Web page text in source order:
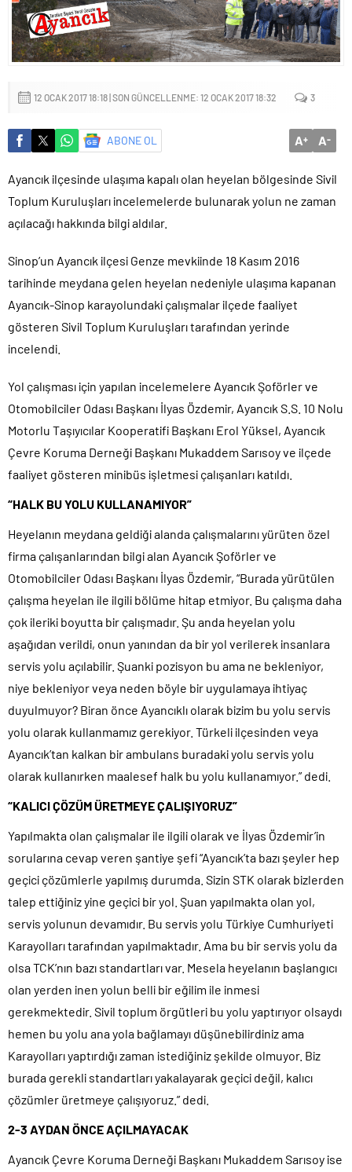
12 OCAK 2017 18:18 | SON GÜNCELLENME: 12 OCAK 2017 18:32 3
ABONE OL A+ A-
Ayancık ilçesinde ulaşıma kapalı olan heyelan bölgesinde Sivil
Toplum Kuruluşları incelemelerde bulunarak yolun ne zaman
açılacağı hakkında bilgi aldılar.
Sinop’un Ayancık ilçesi Genze mevkiinde 18 Kasım 2016
tarihinde meydana gelen heyelan nedeniyle ulaşıma kapanan
Ayancık-Sinop karayolundaki çalışmalar ilçede faaliyet
gösteren Sivil Toplum Kuruluşları tarafından yerinde
incelendi.
Yol çalışması için yapılan incelemelere Ayancık Şoförler ve
Otomobilciler Odası Başkanı İlyas Özdemir, Ayancık S.S. 10 Nolu
Motorlu Taşıyıcılar Kooperatifi Başkanı Erol Yüksel, Ayancık
Çevre Koruma Derneği Başkanı Mukaddem Sarısoy ve ilçede
faaliyet gösteren minibüs işletmesi çalışanları katıldı.
“HALK BU YOLU KULLANAMIYOR”
Heyelanın meydana geldiği alanda çalışmalarını yürüten özel
firma çalışanlarından bilgi alan Ayancık Şoförler ve
Otomobilciler Odası Başkanı İlyas Özdemir, “Burada yürütülen
çalışma heyelan ile ilgili bölüme hitap etmiyor. Bu çalışma daha
çok ileriki boyutta bir çalışmadır. Şu anda heyelan yolu
aşağıdan verildi, onun yanından da bir yol verilerek insanlara
servis yolu açılabilir. Şuanki pozisyon bu ama ne bekleniyor,
niye bekleniyor veya neden böyle bir uygulamaya ihtiyaç
duyulmuyor? Biran önce Ayancıklı olarak bizim bu yolu servis
yolu olarak kullanmamız gerekiyor. Türkeli ilçesinden veya
Ayancık’tan kalkan bir ambulans buradaki yolu servis yolu
olarak kullanırken maalesef halk bu yolu kullanamıyor.” dedi.
“KALICI ÇÖZÜM ÜRETMEYE ÇALIŞIYORUZ”
Yapılmakta olan çalışmalar ile ilgili olarak ve İlyas Özdemir’in
sorularına cevap veren şantiye şefi “Ayancık’ta bazı şeyler hep
geçici çözümlerle yapılmış durumda. Sizin STK olarak bizlerden
talep ettiğiniz yine geçici bir yol. Şuan yapılmakta olan yol,
servis yolunun devamıdır. Bu servis yolu Türkiye Cumhuriyeti
Karayolları tarafından yapılmaktadır. Ama bu bir servis yolu da
olsa TCK’nın bazı standartları var. Mesela heyelanın başlangıcı
olan yerden inen yolun belli bir eğilim ile inmesi
gerekmektedir. Sivil toplum örgütleri bu yolu yaptırıyor olsaydı
hemen bu yolu ana yola bağlamayı düşünebilirdiniz ama
Karayolları yaptırdığı zaman istediğiniz şekilde olmuyor. Biz
burada gerekli standartları yakalayarak geçici değil, kalıcı
çözümler üretmeye çalışıyoruz.” dedi.
2-3 AYDAN ÖNCE AÇILMAYACAK
Ayancık Çevre Koruma Derneği Başkanı Mukaddem Sarısoy ise